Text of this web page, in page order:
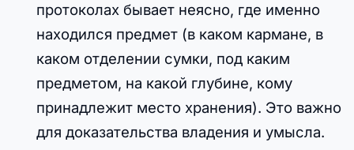
протоколах бывает неясно, где именно
находился предмет (в каком кармане, в
каком отделении сумки, под каким
предметом, на какой глубине, кому
принадлежит место хранения). Это важно
для доказательства владения и умысла.